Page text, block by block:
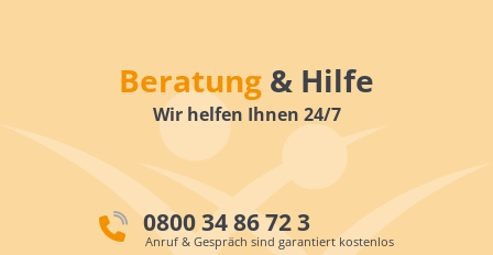
Beratung & Hilfe
Wir helfen Ihnen 24/7
0800 34 86 72 3
Anruf & Gespräch sind garantiert kostenlos